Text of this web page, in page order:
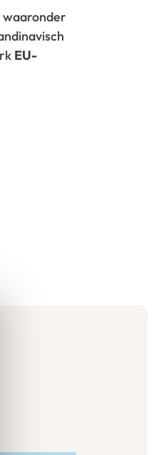
waaronder
EU-